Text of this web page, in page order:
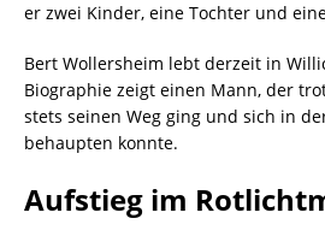
er zwei Kinder, eine Tochter und
Bert Wollersheim lebt derzeit in
Biographie zeigt einen Mann, der
stets seinen Weg ging und sich in
behaupten konnte.
Aufstieg im